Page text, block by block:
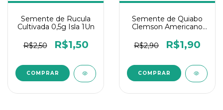
Semente de Rucula
Cultivada 0,5g Isla 1Un
R$2,50 R$1,50
Semente de Quiabo
Clemson Americano
R$2,90
R$1,90